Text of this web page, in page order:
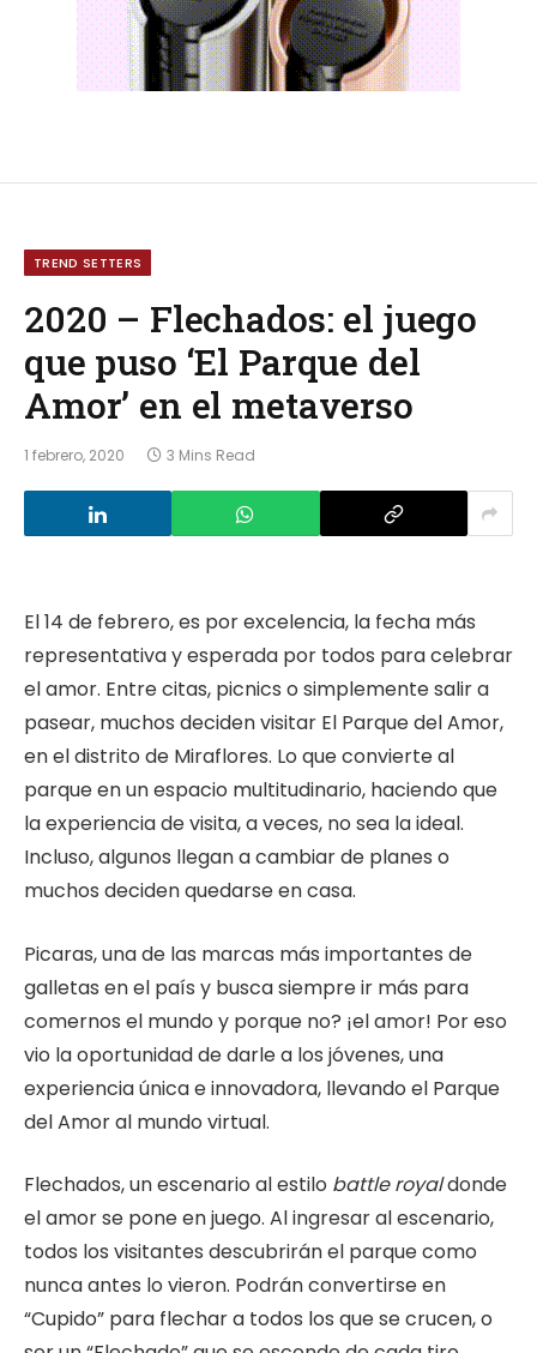
TREND SETTERS
2020 – Flechados: el juego
que puso ‘El Parque del
Amor’ en el metaverso
1 febrero, 2020 3 Mins Read
El 14 de febrero, es por excelencia, la fecha más
representativa y esperada por todos para celebrar
el amor. Entre citas, picnics o simplemente salir a
pasear, muchos deciden visitar El Parque del Amor,
en el distrito de Miraflores. Lo que convierte al
parque en un espacio multitudinario, haciendo que
la experiencia de visita, a veces, no sea la ideal.
Incluso, algunos llegan a cambiar de planes o
muchos deciden quedarse en casa.
Picaras, una de las marcas más importantes de
galletas en el país y busca siempre ir más para
comernos el mundo y porque no? ¡el amor! Por eso
vio la oportunidad de darle a los jóvenes, una
experiencia única e innovadora, llevando el Parque
del Amor al mundo virtual.
Flechados, un escenario al estilo battle royaldonde
el amor se pone en juego. Al ingresar al escenario,
todos los visitantes descubrirán el parque como
nunca antes lo vieron. Podrán convertirse en
“Cupido” para flechar a todos los que se crucen, o